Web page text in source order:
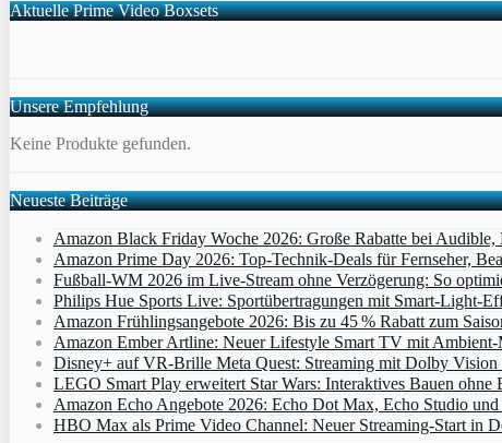
Aktuelle Prime Video Boxsets
Unsere Empfehlung
Keine Produkte gefunden.
Neueste Beiträge
Amazon Black Friday Woche 2026: Große Rabatte bei
Amazon Prime Day 2026: Top-Technik-Deals für Fernseher,
Fußball-WM 2026 im Live-Stream ohne Verzögerung: So
Philips Hue Sports Live: Sportübertragungen mit
Amazon Frühlingsangebote 2026: Bis zu 45 % Rabatt zum
Amazon Ember Artline: Neuer Lifestyle Smart TV mit
Disney+ auf VR-Brille Meta Quest: Streaming mit Dolby Vision
LEGO Smart Play erweitert Star Wars: Interaktives Bauen ohne
Amazon Echo Angebote 2026: Echo Dot Max, Echo Studio
HBO Max als Prime Video Channel: Neuer Streaming‑Start in